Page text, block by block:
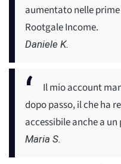
aumentato nelle
Rootgale Income.
Daniele K.
Il mio account
dopo passo, il che ha
accessibile anche a
Maria S.